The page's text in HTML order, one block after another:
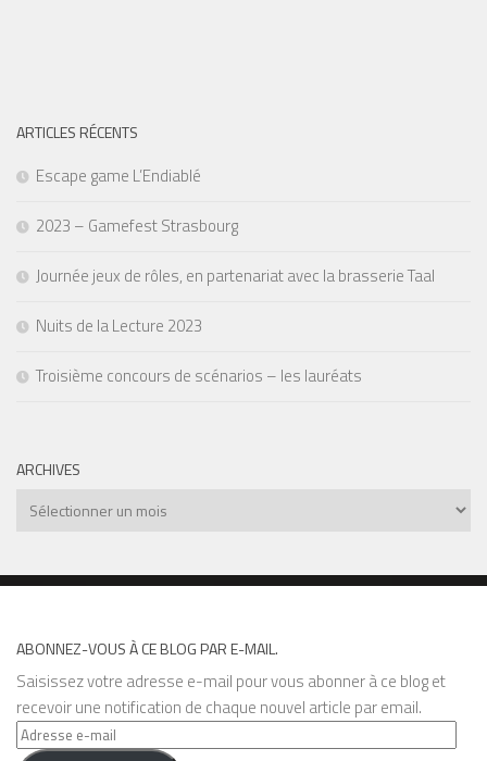
ARTICLES RÉCENTS
Escape game L’Endiablé
2023 – Gamefest Strasbourg
Journée jeux de rôles, en partenariat avec la brasserie Taal
Nuits de la Lecture 2023
Troisième concours de scénarios – les lauréats
ARCHIVES
Archives
ABONNEZ-VOUS À CE BLOG PAR E-MAIL.
Saisissez votre adresse e-mail pour vous abonner à ce blog et
recevoir une notification de chaque nouvel article par email.
Adresse